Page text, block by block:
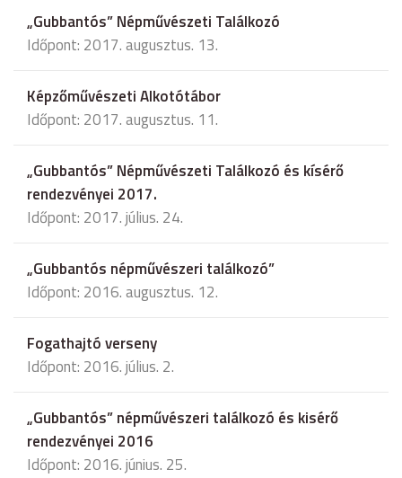
„Gubbantós” Népművészeti Találkozó
Időpont: 2017. augusztus. 13.
Képzőművészeti Alkotótábor
Időpont: 2017. augusztus. 11.
„Gubbantós” Népművészeti Találkozó és kísérő
rendezvényei 2017.
Időpont: 2017. július. 24.
„Gubbantós népművészeri találkozó”
Időpont: 2016. augusztus. 12.
Fogathajtó verseny
Időpont: 2016. július. 2.
„Gubbantós” népművészeri találkozó és kisérő
rendezvényei 2016
Időpont: 2016. június. 25.